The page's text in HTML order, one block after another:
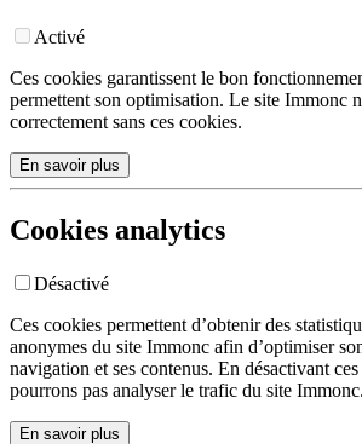
Activé
Ces cookies garantissent le bon
permettent son optimisation. Le site Immonc
correctement sans ces cookies.
En savoir plus
Cookies analytics
Désactivé
Ces cookies permettent d’obtenir des
anonymes du site Immonc afin d’optimiser
navigation et ses contenus. En désactivant
pourrons pas analyser le trafic du site Immonc.
En savoir plus